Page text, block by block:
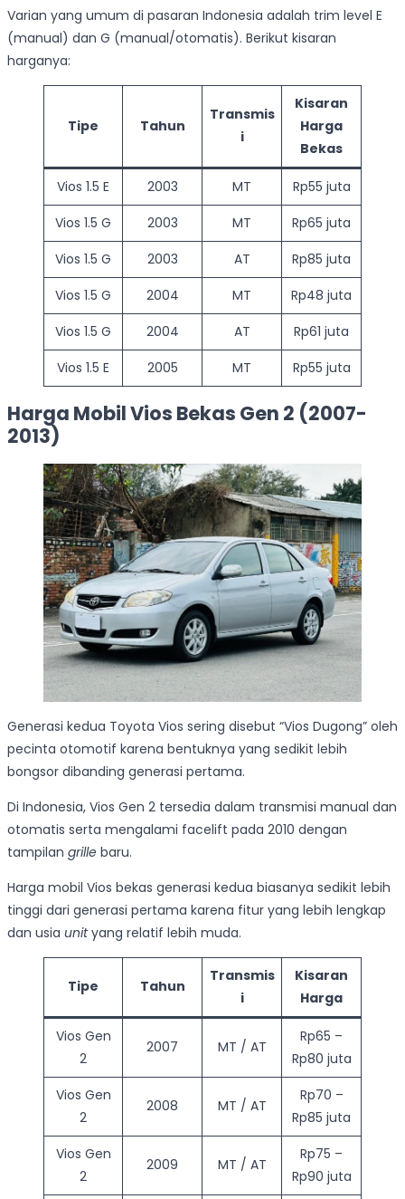
Varian yang umum di pasaran Indonesia adalah trim level E
(manual) dan G (manual/otomatis). Berikut kisaran
harganya:
Tipe Tahun
Transmis
i
Kisaran
Harga
Bekas
Vios 1.5 E 2003 MT
Rp55 juta
Vios 1.5 G
2003 MT
Rp65 juta
Vios 1.5 G
2003 AT
Rp85 juta
Vios 1.5 G
2004 MT
Rp48 juta
Vios 1.5 G
2004 AT
Rp61 juta
Vios 1.5 E
2005 MT Rp55 juta
Harga Mobil Vios Bekas Gen 2 (2007-
2013)
Generasi kedua Toyota Vios sering disebut “Vios Dugong” oleh
pecinta otomotif karena bentuknya yang sedikit lebih
bongsor dibanding generasi pertama.
Di Indonesia, Vios Gen 2 tersedia dalam transmisi manual dan
otomatis serta mengalami facelift pada 2010 dengan
tampilan grille baru.
Harga mobil Vios bekas generasi kedua biasanya sedikit lebih
tinggi dari generasi pertama karena fitur yang lebih lengkap
dan usia unityang relatif lebih muda.
Tipe Tahun
Transmis
i
Kisaran
Harga
Vios Gen
2
2007 MT / AT
Rp65 –
Rp80 juta
Vios Gen
2
2008 MT / AT
Rp70 –
Rp85 juta
Vios Gen
2
2009 MT / AT
Rp75 –
Rp90 juta